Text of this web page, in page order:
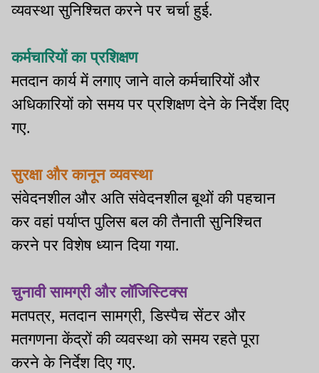
व्यवस्था सुनिश्चित करने पर चर्चा हुई.
कर्मचारियों का प्रशिक्षण
मतदान कार्य में लगाए जाने वाले कर्मचारियों और
अधिकारियों को समय पर प्रशिक्षण देने के निर्देश दिए
गए.
सुरक्षा और कानून व्यवस्था
संवेदनशील और अति संवेदनशील बूथों की पहचान
कर वहां पर्याप्त पुलिस बल की तैनाती सुनिश्चित
करने पर विशेष ध्यान दिया गया.
चुनावी सामग्री और लॉजिस्टिक्स
मतपत्र, मतदान सामग्री, डिस्पैच सेंटर और
मतगणना केंद्रों की व्यवस्था को समय रहते पूरा
करने के निर्देश दिए गए.